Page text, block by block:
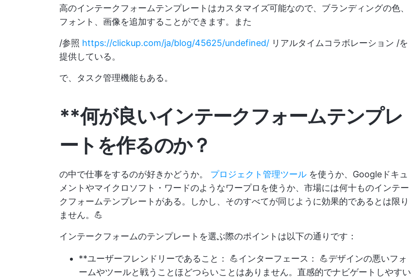
高のインテークフォームテンプレートはカスタマイズ可能なので、ブランディングの色、
フォント、画像を追加することができます。また
/参照 https://clickup.com/ja/blog/45625/undefined/ リアルタイムコラボレーション /を
提供している。
で、タスク管理機能もある。
**何が良いインテークフォームテンプレ
ートを作るのか？
の中で仕事をするのが好きかどうか。 プロジェクト管理ツール を使うか、Googleドキュ
メントやマイクロソフト・ワードのようなワープロを使うか、市場には何十ものインテー
クフォームテンプレートがある。しかし、そのすべてが同じように効果的であるとは限り
ません。💪
インテークフォームのテンプレートを選ぶ際のポイントは以下の通りです：
**ユーザーフレンドリーであること： 💪インターフェース： 💪デザインの悪いフォ
ームやツールと戦うことほどつらいことはありません。直感的でナビゲートしやすい